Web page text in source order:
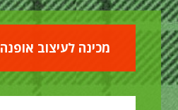
מכינה לעיצוב אופנה